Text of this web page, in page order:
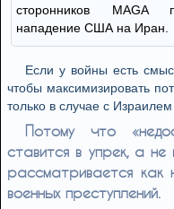
сторонников MAGA
нападение США на Иран.
Если у войны есть
чтобы максимизировать
только в случае с
Потому что
ставится в упрек, а
рассматривается как
военных преступлений.